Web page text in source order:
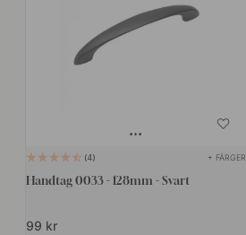
4 + FÄRGER
Handtag 0033 - 128mm - Svart
99 kr